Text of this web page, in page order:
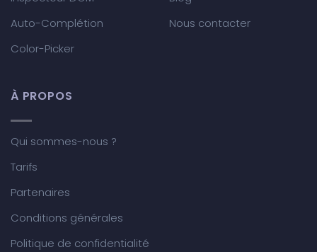
Auto-Complétion
Color-Picker
Nous contacter
À PROPOS
Qui sommes-nous ?
Tarifs
Partenaires
Conditions générales
Politique de confidentialité